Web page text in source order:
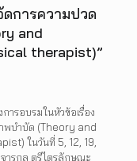
การความปวด
and
therapist)”
รอบรมในหัวข้อเรื่อง
พบำบัด (Theory and
ในวันที่ 5, 12, 19,
ารุกูล ตรีไตรลักษณะ